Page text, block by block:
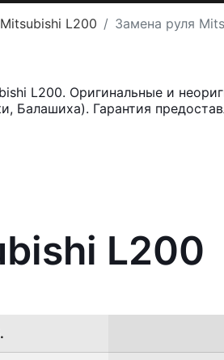
L200 Замена руля
L200. Оригинальные и
Гарантия
L200